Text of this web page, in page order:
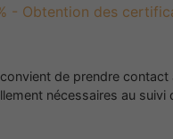
- Obtention des
de prendre
nécessaires au